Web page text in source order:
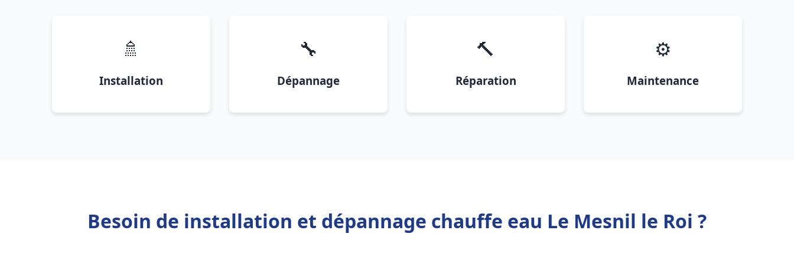
🚿
Installation
🔧
Dépannage
🔨
Réparation
⚙️
Maintenance
Besoin de installation et dépannage chauffe eau Le Mesnil le Roi ?